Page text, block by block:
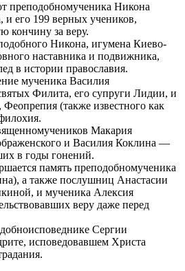
преподобномученика Никона
и его 199 верных учеников,
кончину за веру.
Никона, игумена Киево-
наставника и подвижника,
в истории православия.
мученика Василия
Филита, его супруги Лидии, и
(также известного как
Макария
и Василия Коклина —
в годы гонений.
память преподобномученика
а также послушниц Анастасии
и мученика Алексия
веру даже перед
Сергии
исповедовавшем Христа